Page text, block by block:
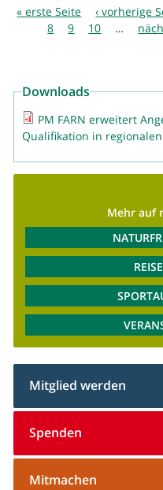
Seiten
« erste Seite ‹ vorherige
8
9 10 …
Downloads
PM FARN erweitert
Qualifikation in
Mehr auf
Mitglied werden
Spenden
Mitmachen